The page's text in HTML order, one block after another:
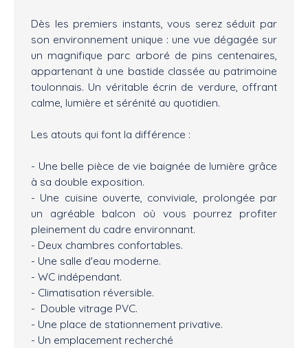
Dès les premiers instants, vous serez séduit par
son environnement unique : une vue dégagée sur
un magnifique parc arboré de pins centenaires,
appartenant à une bastide classée au patrimoine
toulonnais. Un véritable écrin de verdure, offrant
calme, lumière et sérénité au quotidien.
Les atouts qui font la différence :
- Une belle pièce de vie baignée de lumière grâce
à sa double exposition.
- Une cuisine ouverte, conviviale, prolongée par
un agréable balcon où vous pourrez profiter
pleinement du cadre environnant.
- Deux chambres confortables.
- Une salle d'eau moderne.
- WC indépendant.
- Climatisation réversible.
- Double vitrage PVC.
- Une place de stationnement privative.
- Un emplacement recherché